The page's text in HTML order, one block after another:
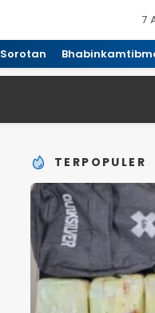
7
Sorotan
TERPOPULER